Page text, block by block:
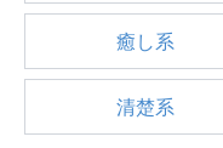
癒し系
清楚系